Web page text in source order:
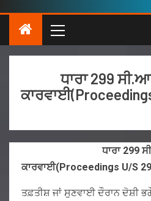
ਧਾਰਾ 299
ਧਾਰਾ 299
ਕਾਰਵਾਈ(Proceedings U/S
ਤਫ਼ਤੀਸ਼ ਜਾਂ ਸੁਣਵਾਈ ਦੌਰਾਨ ਦੋਸ਼ੀ